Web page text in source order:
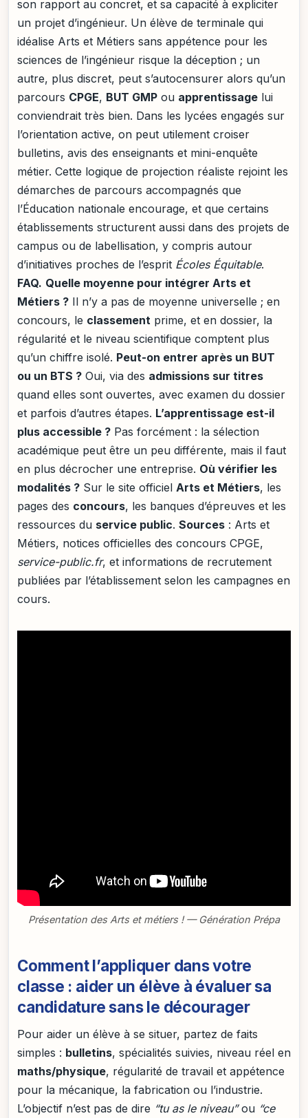
son rapport au concret, et sa capacité à expliciter
un projet d’ingénieur. Un élève de terminale qui
idéalise Arts et Métiers sans appétence pour les
sciences de l’ingénieur risque la déception ; un
autre, plus discret, peut s’autocensurer alors qu’un
parcours CPGE, BUT GMP ou apprentissage lui
conviendrait très bien. Dans les lycées engagés sur
l’orientation active, on peut utilement croiser
bulletins, avis des enseignants et mini-enquête
métier. Cette logique de projection réaliste rejoint les
démarches de parcours accompagnés que
l’Éducation nationale encourage, et que certains
établissements structurent aussi dans des projets de
campus ou de labellisation, y compris autour
d’initiatives proches de l’esprit Écoles Équitable.
FAQ. Quelle moyenne pour intégrer Arts et
Métiers ? Il n’y a pas de moyenne universelle ; en
concours, le classement prime, et en dossier, la
régularité et le niveau scientifique comptent plus
qu’un chiffre isolé. Peut-on entrer après un BUT
ou un BTS ? Oui, via des admissions sur titres
quand elles sont ouvertes, avec examen du dossier
et parfois d’autres étapes. L’apprentissage est-il
plus accessible ? Pas forcément : la sélection
académique peut être un peu différente, mais il faut
en plus décrocher une entreprise. Où vérifier les
modalités ? Sur le site officiel Arts et Métiers, les
pages des concours, les banques d’épreuves et les
ressources du service public. Sources : Arts et
Métiers, notices officielles des concours CPGE,
service-public.fr, et informations de recrutement
publiées par l’établissement selon les campagnes en
cours.
Présentation des Arts et métiers ! — Génération Prépa
Comment l’appliquer dans votre
classe : aider un élève à évaluer sa
candidature sans le décourager
Pour aider un élève à se situer, partez de faits
simples : bulletins, spécialités suivies, niveau réel en
maths/physique, régularité de travail et appétence
pour la mécanique, la fabrication ou l’industrie.
L’objectif n’est pas de dire “tu as le niveau”ou “ce